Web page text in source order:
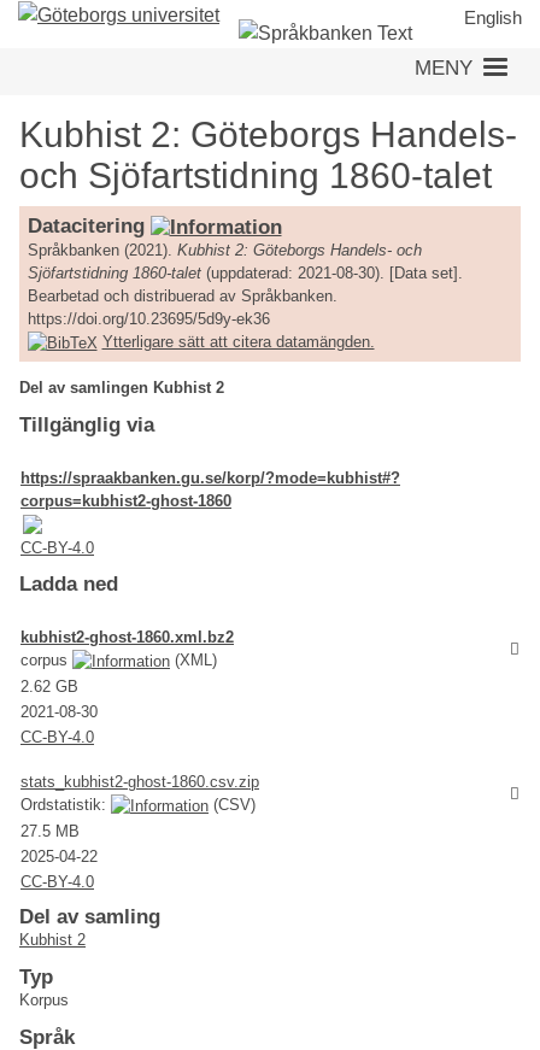
Hoppa
English
MENY
Kubhist 2: Göteborgs Handels-
och Sjöfartstidning 1860-talet
Datacitering
Språkbanken (2021). Kubhist 2: Göteborgs Handels- och
Sjöfartstidning 1860-talet(uppdaterad: 2021-08-30). [Data set].
Bearbetad och distribuerad av Språkbanken.
https://doi.org/10.23695/5d9y-ek36
Ytterligare sätt att citera datamängden.
Del av samlingen Kubhist 2
Tillgänglig via
https://spraakbanken.gu.se/korp/?mode=kubhist#?
corpus=kubhist2-ghost-1860
CC-BY-4.0
Ladda ned
kubhist2-ghost-1860.xml.bz2
corpus
(XML)
2.62 GB
2021-08-30
CC-BY-4.0
stats_kubhist2-ghost-1860.csv.zip
Ordstatistik:
(CSV)
27.5 MB
2025-04-22
CC-BY-4.0
Del av samling
Kubhist 2
Typ
Korpus
Språk